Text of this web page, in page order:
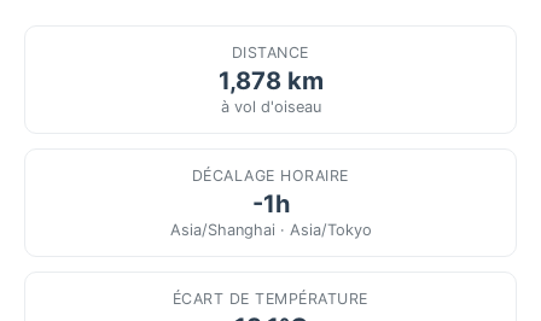
DISTANCE
1,878 km
à vol d'oiseau
DÉCALAGE HORAIRE
-1h
Asia/Shanghai · Asia/Tokyo
ÉCART DE TEMPÉRATURE